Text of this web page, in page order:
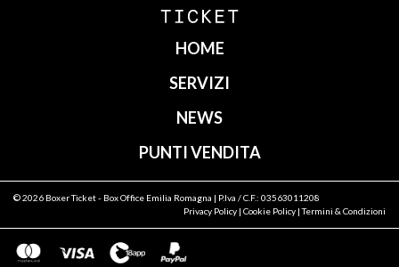
HOME
SERVIZI
NEWS
PUNTI VENDITA
© 2026 Boxer Ticket- Box Office Emilia Romagna | P.Iva / C.F.: 03563011208
Privacy Policy | Cookie Policy |Termini & Condizioni